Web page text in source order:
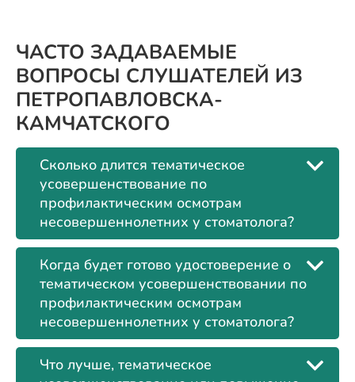
ЧАСТО ЗАДАВАЕМЫЕ
ВОПРОСЫ СЛУШАТЕЛЕЙ ИЗ
ПЕТРОПАВЛОВСКА-
КАМЧАТСКОГО
Сколько длится тематическое
усовершенствование по
профилактическим осмотрам
несовершеннолетних у стоматолога?
Когда будет готово удостоверение о
тематическом усовершенствовании по
профилактическим осмотрам
несовершеннолетних у стоматолога?
Что лучше, тематическое